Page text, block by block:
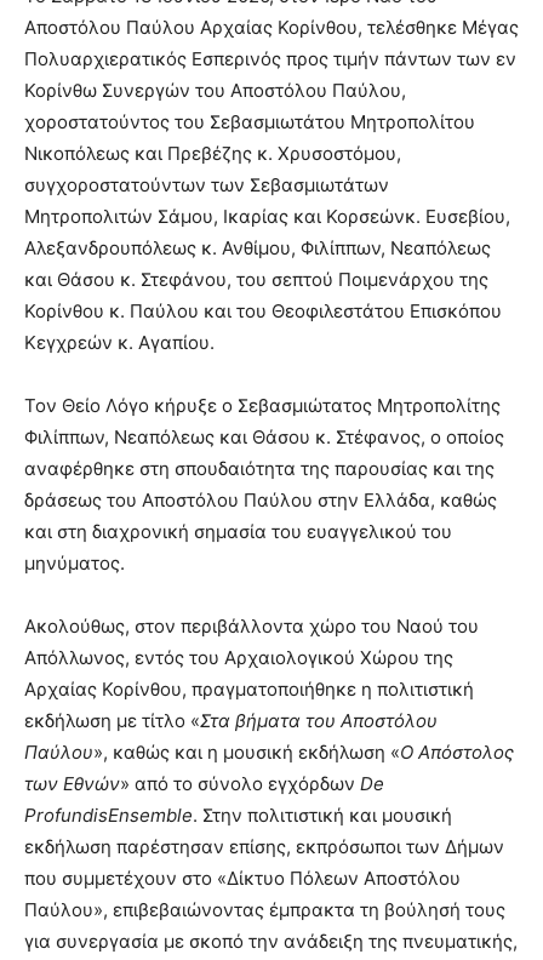
Αποστόλου Παύλου Αρχαίας Κορίνθου, τελέσθηκε Μέγας
Πολυαρχιερατικός Εσπερινός προς τιμήν πάντων των εν
Κορίνθω Συνεργών του Αποστόλου Παύλου,
χοροστατούντος του Σεβασμιωτάτου Μητροπολίτου
Νικοπόλεως και Πρεβέζης κ. Χρυσοστόμου,
συγχοροστατούντων των Σεβασμιωτάτων
Μητροπολιτών Σάμου, Ικαρίας και Κορσεώνκ. Ευσεβίου,
Αλεξανδρουπόλεως κ. Ανθίμου, Φιλίππων, Νεαπόλεως
και Θάσου κ. Στεφάνου, του σεπτού Ποιμενάρχου της
Κορίνθου κ. Παύλου και του Θεοφιλεστάτου Επισκόπου
Κεγχρεών κ. Αγαπίου.
Τον Θείο Λόγο κήρυξε ο Σεβασμιώτατος Μητροπολίτης
Φιλίππων, Νεαπόλεως και Θάσου κ. Στέφανος, ο οποίος
αναφέρθηκε στη σπουδαιότητα της παρουσίας και της
δράσεως του Αποστόλου Παύλου στην Ελλάδα, καθώς
και στη διαχρονική σημασία του ευαγγελικού του
μηνύματος.
Ακολούθως, στον περιβάλλοντα χώρο του Ναού του
Απόλλωνος, εντός του Αρχαιολογικού Χώρου της
Αρχαίας Κορίνθου, πραγματοποιήθηκε η πολιτιστική
εκδήλωση με τίτλο «Στα βήματα του Αποστόλου
Παύλου», καθώς και η μουσική εκδήλωση «Ο Απόστολος
των Εθνών» από το σύνολο εγχόρδων De
ProfundisEnsemble. Στην πολιτιστική και μουσική
εκδήλωση παρέστησαν επίσης, εκπρόσωποι των Δήμων
που συμμετέχουν στο «Δίκτυο Πόλεων Αποστόλου
Παύλου», επιβεβαιώνοντας έμπρακτα τη βούλησή τους
για συνεργασία με σκοπό την ανάδειξη της πνευματικής,